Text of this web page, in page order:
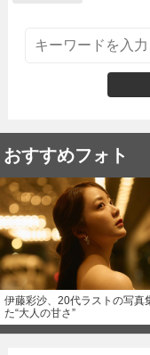
おすすめフォト
伊藤彩沙、20代ラストの写真
た“大人の甘さ”